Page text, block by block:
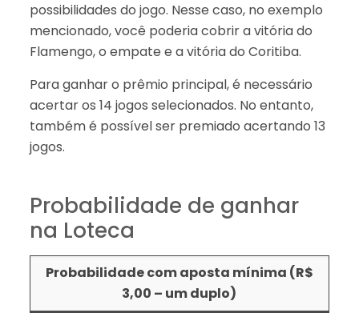
possibilidades do jogo. Nesse caso, no exemplo
mencionado, você poderia cobrir a vitória do
Flamengo, o empate e a vitória do Coritiba.
Para ganhar o prêmio principal, é necessário
acertar os 14 jogos selecionados. No entanto,
também é possível ser premiado acertando 13
jogos.
Probabilidade de ganhar
na Loteca
Probabilidade com aposta mínima (R$
3,00 – um duplo)